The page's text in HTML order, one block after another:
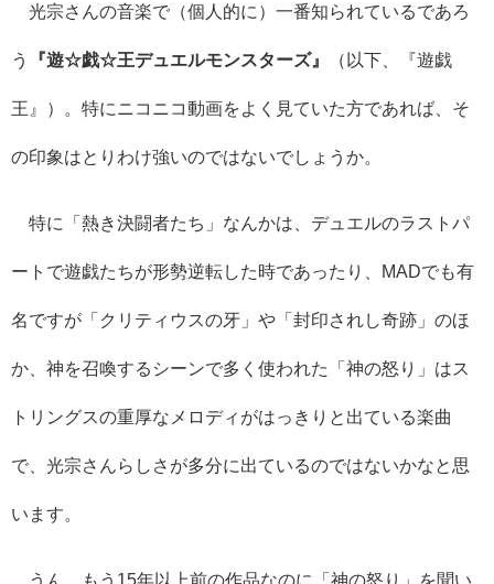
光宗さんの音楽で（個人的に）一番知られているであろ
う 『遊☆戯☆王デュエルモンスターズ』 （以下、『遊戯
王』）。特にニコニコ動画をよく見ていた方であれば、そ
の印象はとりわけ強いのではないでしょうか。
特に「熱き決闘者たち」なんかは、デュエルのラストパ
ートで遊戯たちが形勢逆転した時であったり、MADでも有
名ですが「クリティウスの牙」や「封印されし奇跡」のほ
か、神を召喚するシーンで多く使われた「神の怒り」はス
トリングスの重厚なメロディがはっきりと出ている楽曲
で、光宗さんらしさが多分に出ているのではないかなと思
います。
うん、もう15年以上前の作品なのに「神の怒り」を聞い